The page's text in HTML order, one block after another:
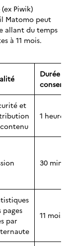
(ex Piwik)
Matomo peut
allant du temps
à 11 mois.
Durée
et
1 heure
30
pages
par
11 mois